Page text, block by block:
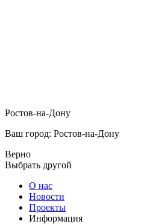
Ростов-на-Дону
Ваш город: Ростов-на-Дону
Верно
Выбрать другой
О нас
Новости
Проекты
Информация